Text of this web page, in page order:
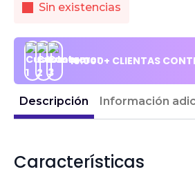
Sin existencias
10.000+ CLIENTAS
Descripción Información
Características